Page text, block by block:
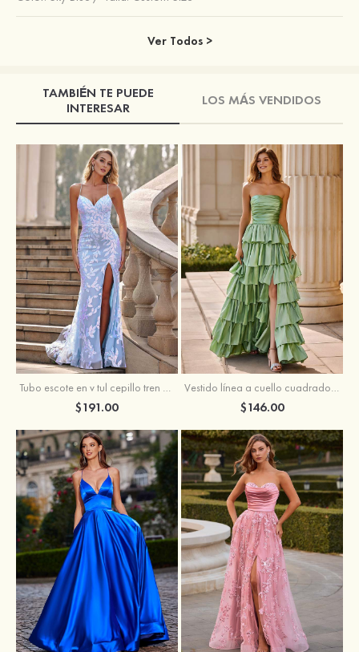
Ver Todos >
TAMBIÉN TE PUEDE
INTERESAR
LOS MÁS VENDIDOS
Tubo escote en v tul cepillo tren vestido de graduación
$191.00
Vestido línea a cuello cuadrado tafetán hasta el suelo vestido de graduación con volantes
$146.00